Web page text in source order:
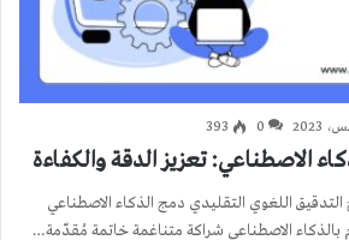
0
393
الاصطناعي: تعزيز الدقة والكفاءة
اللغوي التقليدي دمج الذكاء الاصطناعي
بالذكاء الاصطناعي شراكة متناغمة خاتمة مُقدّمة…